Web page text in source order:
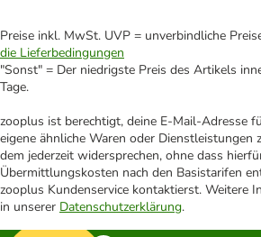
Preise inkl. MwSt. UVP = unverbindliche
die Lieferbedingungen
"Sonst" = Der niedrigste Preis des Artikels
Tage.
zooplus ist berechtigt, deine E-Mail-Adresse
eigene ähnliche Waren oder Dienstleistungen
dem jederzeit widersprechen, ohne dass
Übermittlungskosten nach den Basistarifen
zooplus Kundenservice kontaktierst. Weitere
in unserer Datenschutzerklärung.